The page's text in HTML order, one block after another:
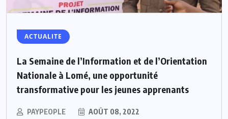
ACTUALITE
La Semaine de l’Information et de l’Orientation
Nationale à Lomé, une opportunité
transformative pour les jeunes apprenants
PAYPEOPLE AOÛT 08, 2022